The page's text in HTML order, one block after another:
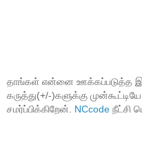
தாங்கள் என்னை ஊக்கப்படுத்த
கருத்து(+/-)களுக்கு
சமர்ப்பிக்கிறேன். NCcode நீட்சி